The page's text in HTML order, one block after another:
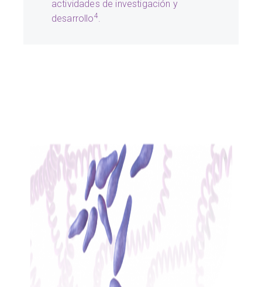
actividades de investigación y
desarrollo4.